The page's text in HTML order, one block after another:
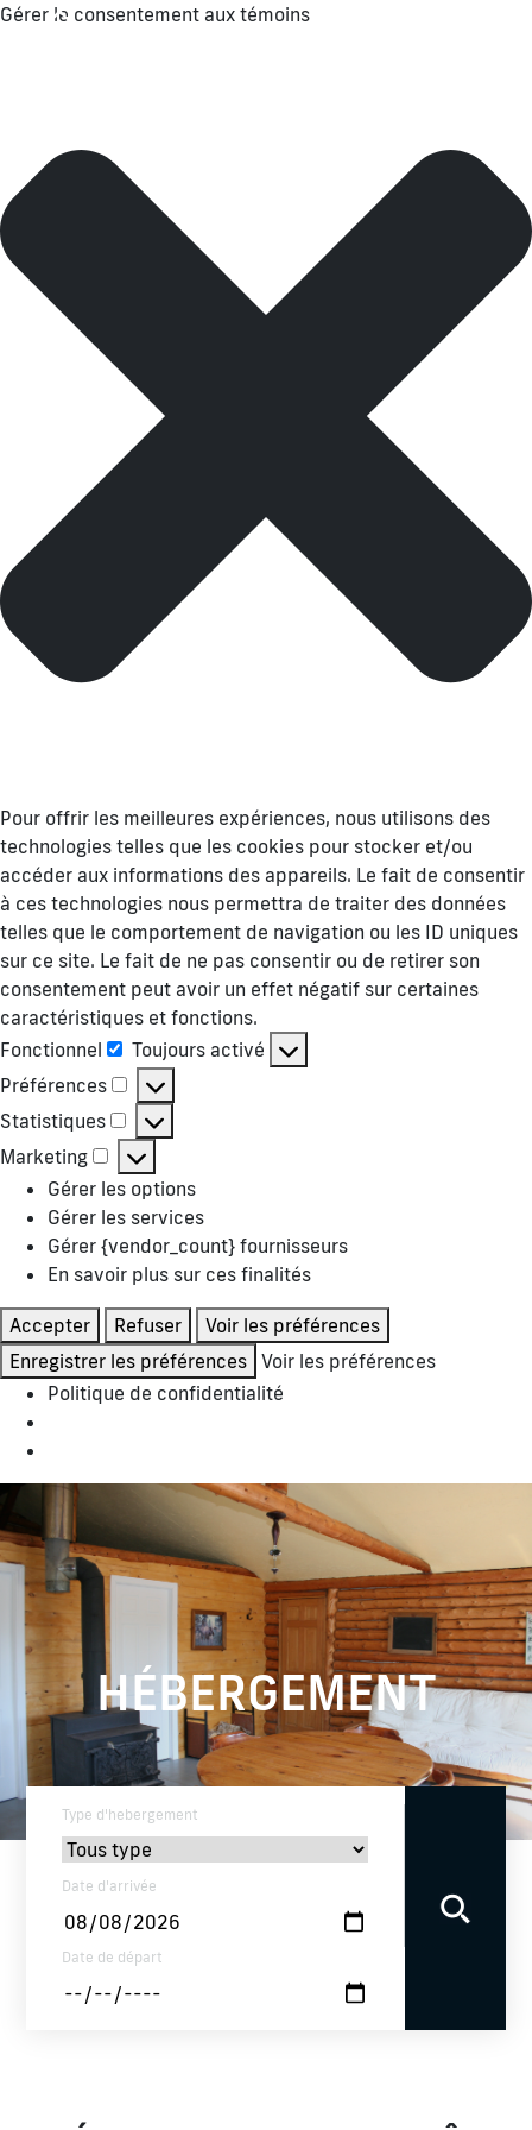
Gérer le consentement aux témoins
Pour offrir les meilleures expériences, nous utilisons des
technologies telles que les cookies pour stocker et/ou
accéder aux informations des appareils. Le fait de consentir
à ces technologies nous permettra de traiter des données
telles que le comportement de navigation ou les ID uniques
sur ce site. Le fait de ne pas consentir ou de retirer son
consentement peut avoir un effet négatif sur certaines
caractéristiques et fonctions.
Fonctionnel
Fonctionnel
Toujours activé
Préférences
Préférences
Statistiques
Statistiques
Marketing
Marketing
Gérer les options
Gérer les services
Gérer {vendor_count} fournisseurs
En savoir plus sur ces finalités
Accepter Refuser
Voir les préférences
Enregistrer les préférences Voir les préférences
Politique de confidentialité
HÉBERGEMENT
Type d'hebergement
Date d'arrivée
Date de départ